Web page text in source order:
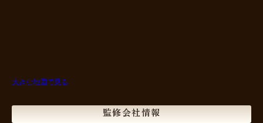
大きな地図で見る
監修会社情報